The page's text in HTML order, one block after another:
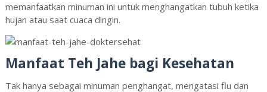
memanfaatkan minuman ini untuk menghangatkan tubuh ketika
hujan atau saat cuaca dingin.
Manfaat Teh Jahe bagi Kesehatan
Tak hanya sebagai minuman penghangat, mengatasi flu dan